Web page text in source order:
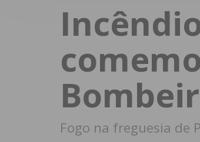
Fogo na freguesia de